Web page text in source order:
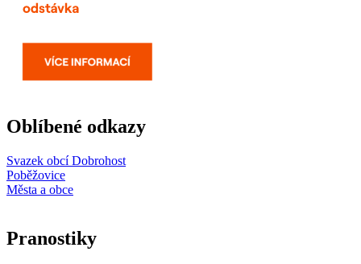
Oblíbené odkazy
Svazek obcí Dobrohost
Poběžovice
Města a obce
Pranostiky